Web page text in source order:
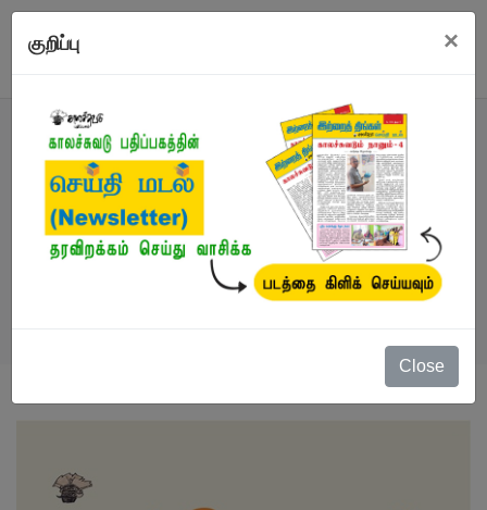
குறிப்பு ×
Close
நூல்கள் / புதிய வெளியீடுகள் / அஸ்தினாபுரம்